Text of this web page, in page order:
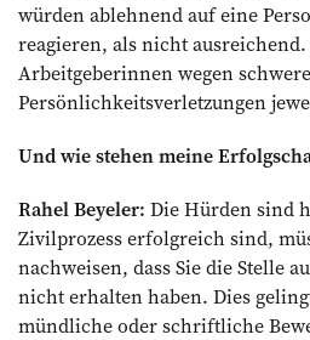
würden ablehnend auf eine
reagieren, als nicht
Arbeitgeberinnen wegen
Persönlichkeitsverletzungen
Und wie stehen meine
Rahel Beyeler: Die Hürden sind
Zivilprozess erfolgreich sind,
nachweisen, dass Sie die Stelle
nicht erhalten haben. Dies
mündliche oder schriftliche